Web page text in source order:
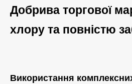
Добрива торгової
хлору та повністю
Використання